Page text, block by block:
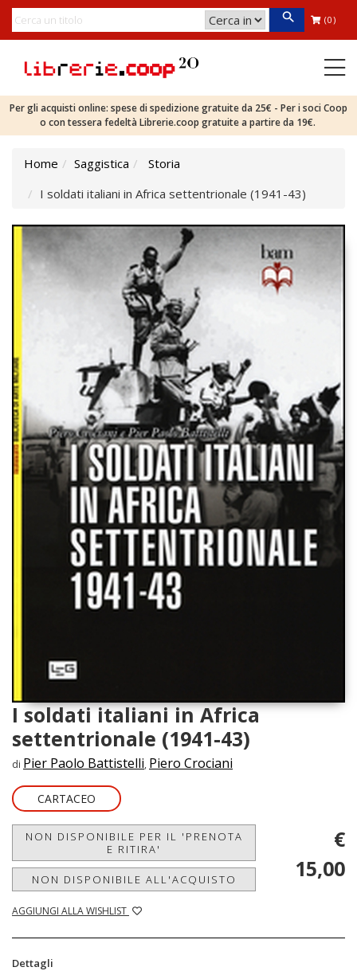
(0)
Per gli acquisti online: spese di spedizione gratuite da 25€ - Per i soci Coop
o con tessera fedeltà Librerie.coop gratuite a partire da 19€.
Home Saggistica
Storia
I soldati italiani in Africa settentrionale (1941-43)
I soldati italiani in Africa
settentrionale (1941-43)
di Pier Paolo Battistelli, Piero Crociani
CARTACEO
NON DISPONIBILE PER IL 'PRENOTA
E RITIRA'
NON DISPONIBILE ALL'ACQUISTO
AGGIUNGI ALLA WISHLIST
€
15,00
Dettagli